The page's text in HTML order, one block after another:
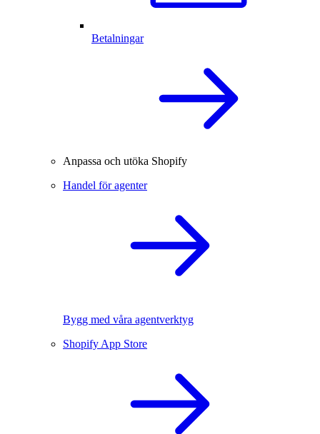
Betalningar
Anpassa och utöka Shopify
Handel för agenter
Bygg med våra agentverktyg
Shopify App Store